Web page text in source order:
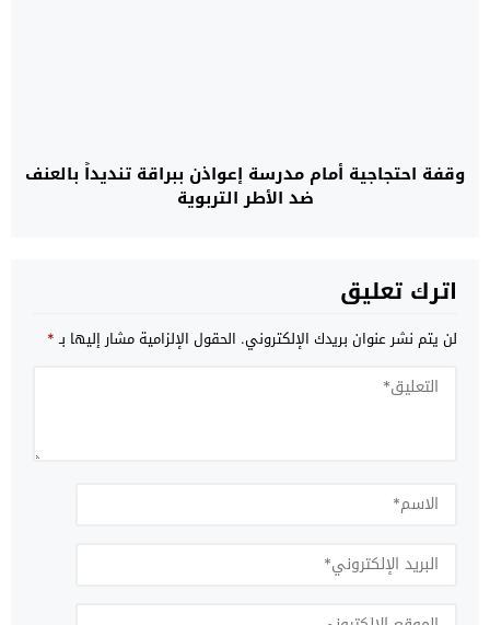
وقفة احتجاجية أمام مدرسة إعواذن ببراقة تنديداً بالعنف
ضد الأطر التربوية
اترك تعليق
لن يتم نشر عنوان بريدك الإلكتروني. الحقول الإلزامية مشار إليها بـ*